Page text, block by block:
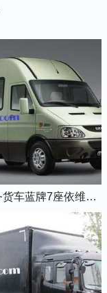
万源商务货车蓝牌7座依维柯全顺车